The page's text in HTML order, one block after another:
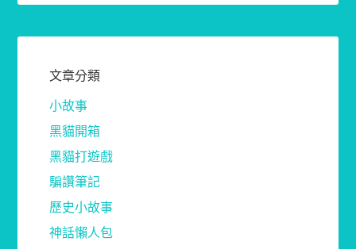
文章分類
小故事
黑貓開箱
黑貓打遊戲
騙讚筆記
歷史小故事
神話懶人包